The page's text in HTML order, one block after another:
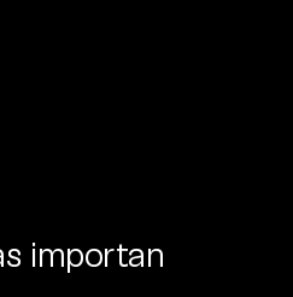
importan